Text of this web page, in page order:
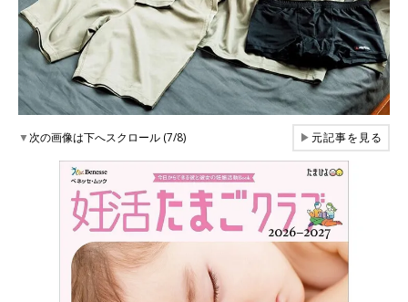
▼次の画像は下へスクロール (7/8) ▶元記事を見る